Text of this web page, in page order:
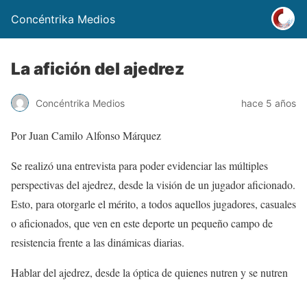
Concéntrika Medios
La afición del ajedrez
Concéntrika Medios hace 5 años
Por Juan Camilo Alfonso Márquez
Se realizó una entrevista para poder evidenciar las múltiples
perspectivas del ajedrez, desde la visión de un jugador aficionado.
Esto, para otorgarle el mérito, a todos aquellos jugadores, casuales
o aficionados, que ven en este deporte un pequeño campo de
resistencia frente a las dinámicas diarias.
Hablar del ajedrez, desde la óptica de quienes nutren y se nutren